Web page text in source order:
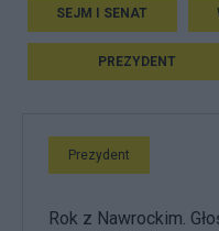
SEJM I SENAT
PREZYDENT
Prezydent
Rok z Nawrockim.